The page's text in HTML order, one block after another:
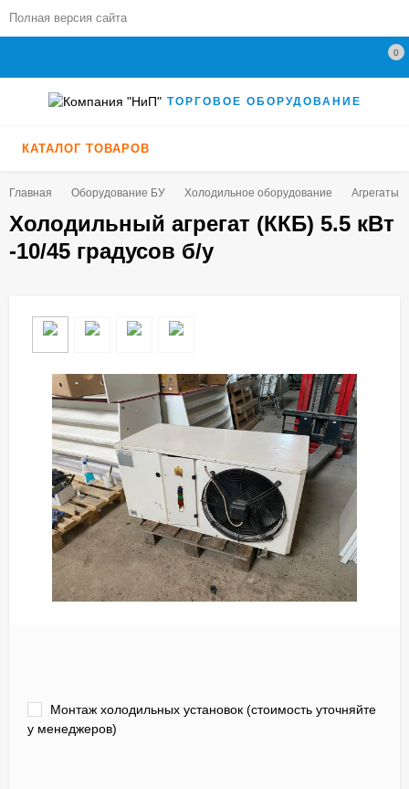
Полная версия сайта
0
ТОРГОВОЕ ОБОРУДОВАНИЕ
КАТАЛОГ ТОВАРОВ
Главная Оборудование БУ Холодильное оборудование Агрегаты,
Холодильный агрегат (ККБ) 5.5 кВт
-10/45 градусов б/у
Монтаж холодильных установок (стоимость уточняйте
у менеджеров)